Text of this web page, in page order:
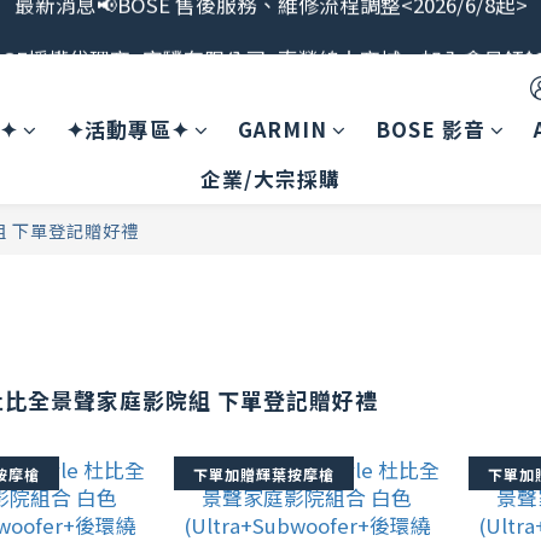
最新消息📢BOSE 售後服務、維修流程調整<2026/6/8起>
會員限定福利開搶！下單即贈BOSE品牌筆記本，錯過不補✨
最新消息📢BOSE 售後服務、維修流程調整<2026/6/8起>
✦活動專區✦ GARMIN BOSE 影音
企業/大宗採購
單登記贈好禮
全景聲家庭影院組 下單登記贈好禮
摩槍 下單加贈輝葉按摩槍 下單加